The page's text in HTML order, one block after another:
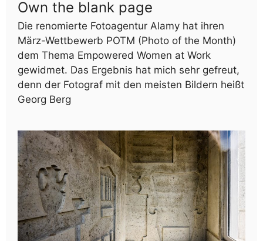
Own the blank page
Die renomierte Fotoagentur Alamy hat ihren
März-Wettbewerb POTM (Photo of the Month)
dem Thema Empowered Women at Work
gewidmet. Das Ergebnis hat mich sehr gefreut,
denn der Fotograf mit den meisten Bildern heißt
Georg Berg